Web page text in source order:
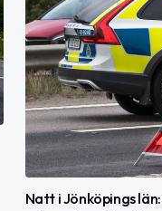
Natt i Jönköpings